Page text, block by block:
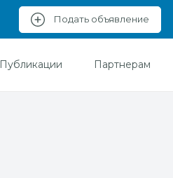
Подать объявление
Публикации Партнерам